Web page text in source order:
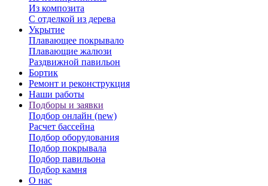
Из композита
С отделкой из дерева
Укрытие
Плавающее покрывало
Плавающие жалюзи
Раздвижной павильон
Бортик
Ремонт и реконструкция
Наши работы
Подборы и заявки
Подбор онлайн (new)
Расчет бассейна
Подбор оборудования
Подбор покрывала
Подбор павильона
Подбор камня
О нас